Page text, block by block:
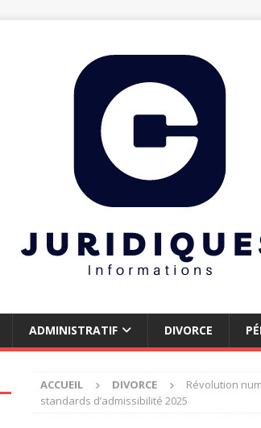
ADMINISTRATIF DIVORCE
ACCUEIL DIVORCE
Révolution
standards d’admissibilité 2025